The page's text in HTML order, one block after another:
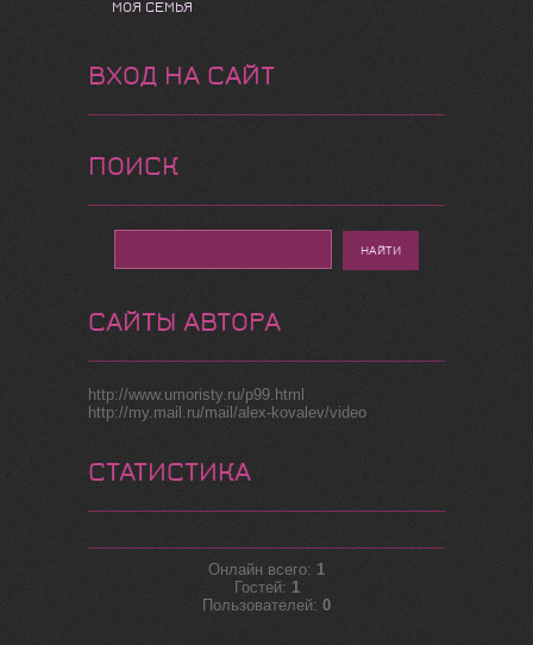
МОЯ СЕМЬЯ
ВХОД НА САЙТ
ПОИСК
САЙТЫ АВТОРА
http://www.umoristy.ru/p99.html
http://my.mail.ru/mail/alex-kovalev/video
СТАТИСТИКА
Онлайн всего: 1
Гостей: 1
Пользователей: 0